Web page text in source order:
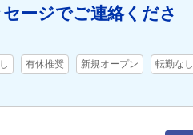
ージでご連絡くださ
有休推奨 新規オープン 転勤なし